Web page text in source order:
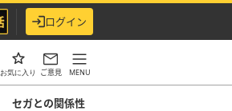
ログイン
お気に入り ご意見 MENU
セガとの関係性